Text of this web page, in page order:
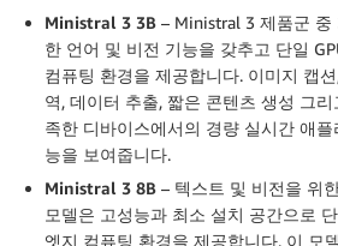
Ministral 3 3B – Ministral 3 제품군 중
한 언어 및 비전 기능을 갖추고 단일
컴퓨팅 환경을 제공합니다. 이미지 캡
역, 데이터 추출, 짧은 콘텐츠 생성 그
족한 디바이스에서의 경량 실시간 애
능을 보여줍니다.
Ministral 3 8B – 텍스트 및 비전을 위
모델은 고성능과 최소 설치 공간으로
엣지 컴퓨팅 환경을 제공합니다. 이 모